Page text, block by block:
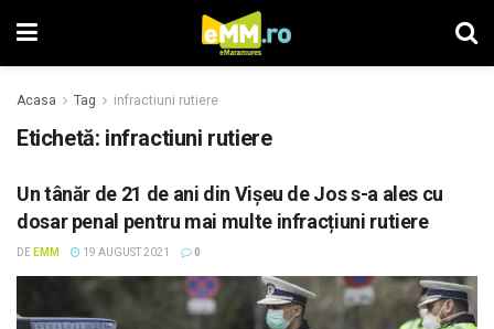
Acasa Tag infractiuni rutiere
Etichetă: infractiuni rutiere
Un tânăr de 21 de ani din Vişeu de Jos s-a ales cu
dosar penal pentru mai multe infracțiuni rutiere
DE EMM 19 AUGUST 2021 0